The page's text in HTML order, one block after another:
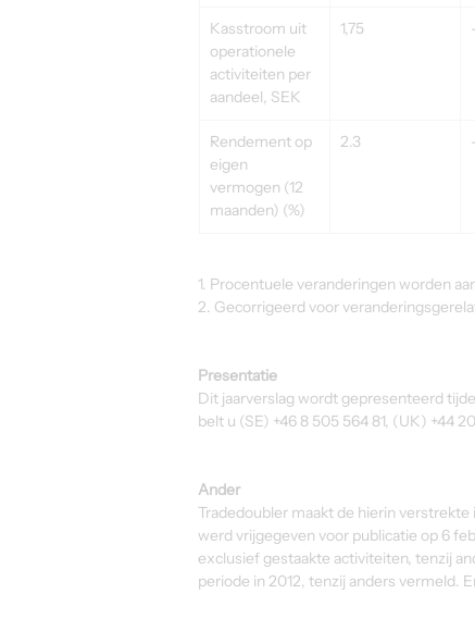
Kasstroom uit
operationele
activiteiten per
aandeel, SEK
1,75
Rendement op
eigen
vermogen (12
maanden) (%)
2.3
1. Procentuele veranderingen worden
2. Gecorrigeerd voor
Presentatie
Dit jaarverslag wordt gepresenteerd
belt u (SE) +46 8 505 564 81, (UK) +44
Ander
Tradedoubler maakt de hierin
werd vrijgegeven voor publicatie op 6
exclusief gestaakte activiteiten, tenzij
periode in 2012, tenzij anders vermeld.